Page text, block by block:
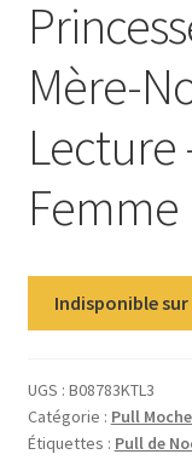
Mère-
Lecture
Femme
Indisponible
UGS : B08783KTL3
Catégorie : Pull
Étiquettes : Pull de